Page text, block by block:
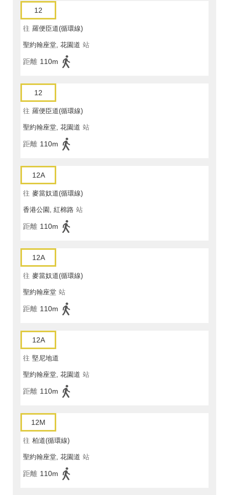
12
往 羅便臣道(循環線)
聖約翰座堂, 花園道 站
距離 110m
12
往 羅便臣道(循環線)
聖約翰座堂, 花園道 站
距離 110m
12A
往 麥當奴道(循環線)
香港公園, 紅棉路 站
距離 110m
12A
往 麥當奴道(循環線)
聖約翰座堂 站
距離 110m
12A
往 堅尼地道
聖約翰座堂, 花園道 站
距離 110m
12M
往 柏道(循環線)
聖約翰座堂, 花園道 站
距離 110m